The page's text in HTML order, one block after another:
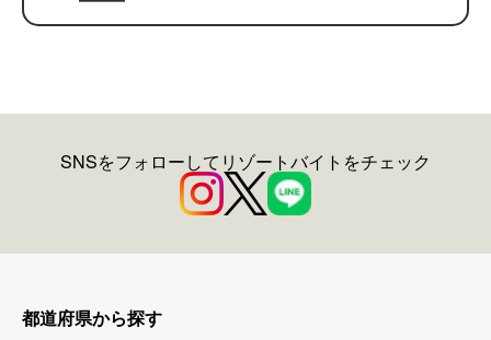
SNSをフォローしてリゾートバイトをチェック
都道府県から探す